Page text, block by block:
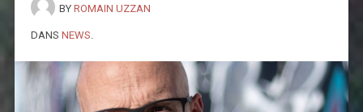
BY ROMAIN UZZAN
DANS NEWS